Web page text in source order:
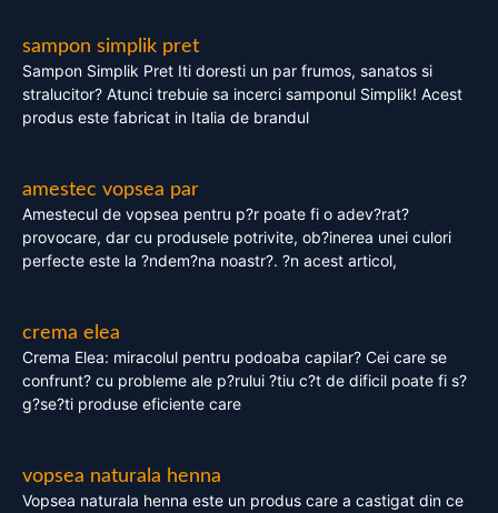
sampon simplik pret
Sampon Simplik Pret Iti doresti un par frumos, sanatos si
stralucitor? Atunci trebuie sa incerci samponul Simplik! Acest
produs este fabricat in Italia de brandul
amestec vopsea par
Amestecul de vopsea pentru p?r poate fi o adev?rat?
provocare, dar cu produsele potrivite, ob?inerea unei culori
perfecte este la ?ndem?na noastr?. ?n acest articol,
crema elea
Crema Elea: miracolul pentru podoaba capilar? Cei care se
confrunt? cu probleme ale p?rului ?tiu c?t de dificil poate fi s?
g?se?ti produse eficiente care
vopsea naturala henna
Vopsea naturala henna este un produs care a castigat din ce